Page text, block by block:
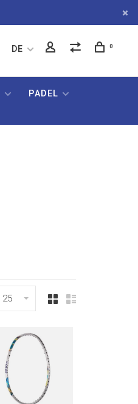
DE 0
PADEL
25